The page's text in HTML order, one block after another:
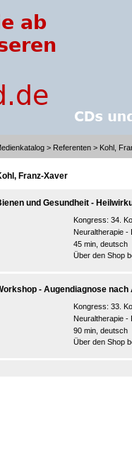
> Referenten > Kohl,
Franz-Xaver
und Gesundheit -
Kongress: 34.
Neuraltherapie -
45 min, deutsch
Über den Shop
- Augendiagnose nach
Kongress: 33.
Neuraltherapie -
90 min, deutsch
Über den Shop